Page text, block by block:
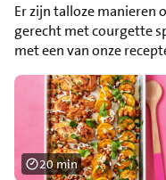
Er zijn talloze manieren
gerecht met courgette
met een van onze
20 min